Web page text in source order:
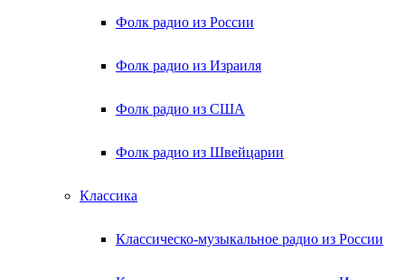
Фолк радио из России
Фолк радио из Израиля
Фолк радио из США
Фолк радио из Швейцарии
Классика
Классическо-музыкальное радио из России